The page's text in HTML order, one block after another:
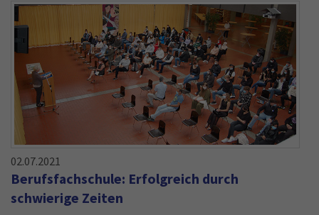
02.07.2021
Berufsfachschule: Erfolgreich durch
schwierige Zeiten